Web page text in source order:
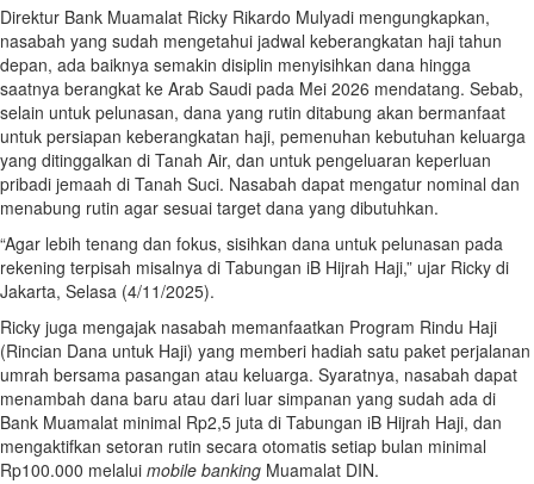
Direktur Bank Muamalat Ricky Rikardo Mulyadi mengungkapkan,
nasabah yang sudah mengetahui jadwal keberangkatan haji tahun
depan, ada baiknya semakin disiplin menyisihkan dana hingga
saatnya berangkat ke Arab Saudi pada Mei 2026 mendatang. Sebab,
selain untuk pelunasan, dana yang rutin ditabung akan bermanfaat
untuk persiapan keberangkatan haji, pemenuhan kebutuhan keluarga
yang ditinggalkan di Tanah Air, dan untuk pengeluaran keperluan
pribadi jemaah di Tanah Suci. Nasabah dapat mengatur nominal dan
menabung rutin agar sesuai target dana yang dibutuhkan.
“Agar lebih tenang dan fokus, sisihkan dana untuk pelunasan pada
rekening terpisah misalnya di Tabungan iB Hijrah Haji,” ujar Ricky di
Jakarta, Selasa (4/11/2025).
Ricky juga mengajak nasabah memanfaatkan Program Rindu Haji
(Rincian Dana untuk Haji) yang memberi hadiah satu paket perjalanan
umrah bersama pasangan atau keluarga. Syaratnya, nasabah dapat
menambah dana baru atau dari luar simpanan yang sudah ada di
Bank Muamalat minimal Rp2,5 juta di Tabungan iB Hijrah Haji, dan
mengaktifkan setoran rutin secara otomatis setiap bulan minimal
Rp100.000 melalui mobile banking Muamalat DIN.